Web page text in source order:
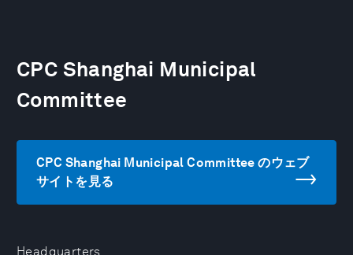
Headquarters
CPC Shanghai Municipal
Committee
CPC Shanghai Municipal Committee のウェブ
サイトを見る